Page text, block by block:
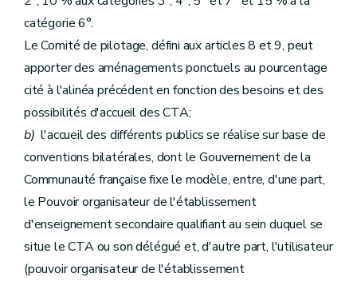
catégorie 6°.
Le Comité de pilotage, défini aux articles 8 et 9, peut
apporter des aménagements ponctuels au pourcentage
cité à l'alinéa précédent en fonction des besoins et des
possibilités d'accueil des CTA;
b) l'accueil des différents publics se réalise sur base de
conventions bilatérales, dont le Gouvernement de la
Communauté française fixe le modèle, entre, d'une part,
le Pouvoir organisateur de l'établissement
d'enseignement secondaire qualifiant au sein duquel se
situe le CTA ou son délégué et, d'autre part, l'utilisateur
(pouvoir organisateur de l'établissement